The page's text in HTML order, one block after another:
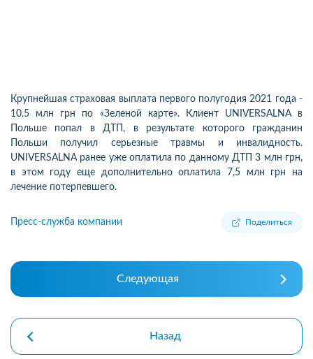
Крупнейшая страховая выплата первого полугодия 2021 года -
10.5 млн грн по «Зеленой карте». Клиент UNIVERSALNA в
Польше попал в ДТП, в результате которого гражданин
Польши получил серьезные травмы и инвалидность.
UNIVERSALNA ранее уже оплатила по данному ДТП 3 млн грн,
в этом году еще дополнительно оплатила 7,5 млн грн на
лечение потерпевшего.
Пресс-служба компании Поделиться
Следующая
Назад